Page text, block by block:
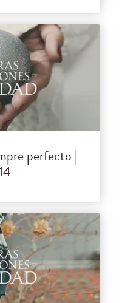
perfecto |